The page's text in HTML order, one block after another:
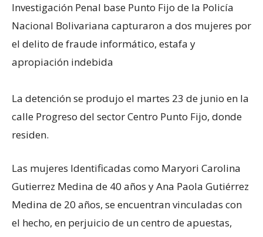
Investigación Penal base Punto Fijo‎ de la Policía
Nacional Bolivariana capturaron a dos mujeres por
el delito de fraude informático, estafa y
apropiación indebida
‎La detención se produjo el martes 23 de junio en la
calle Progreso del sector Centro Punto Fijo, donde
residen.
Las mujeres Identificadas como Maryori Carolina
Gutierrez Medina de 40 años y Ana Paola Gutiérrez
Medina de 20 años, se encuentran vinculadas con
el hecho, en perjuicio de un centro de apuestas,